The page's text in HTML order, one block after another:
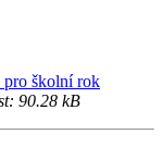
školní rok
90.28 kB